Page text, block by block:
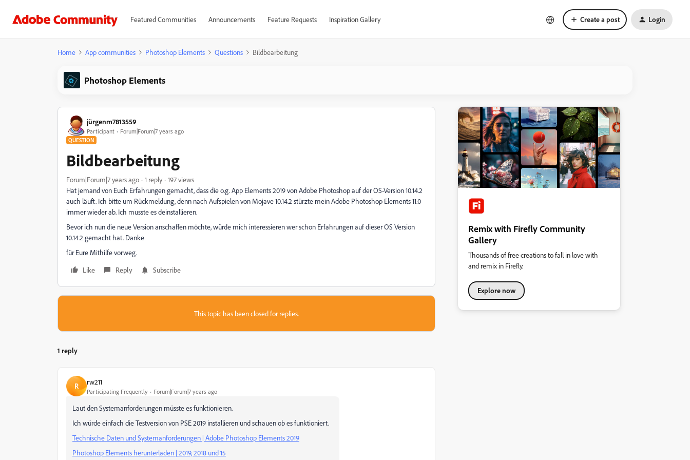
Featured Communities Announcements Feature Requests Inspiration Gallery Create a post Login
Home App communities Photoshop Elements Questions Bildbearbeitung
Photoshop Elements
jürgenm7813559
Participant Forum|Forum|7 years ago
QUESTION
Bildbearbeitung
Forum|Forum|7 years ago 1 reply
197 views
Hat jemand von Euch Erfahrungen gemacht, dass die o.g. App Elements 2019 von Adobe Photoshop auf der OS-Version 10.14.2
auch läuft. Ich bitte um Rückmeldung, denn nach Aufspielen von Mojave 10.14.2 stürzte mein Adobe Photoshop Elements 11.0
immer wieder ab. Ich musste es deinstallieren.
Bevor ich nun die neue Version anschaffen möchte, würde mich interessieren wer schon Erfahrungen auf dieser OS Version
10.14.2 gemacht hat. Danke
für Eure Mithilfe vorweg.
Like
Reply Subscribe
This topic has been closed for replies.
1 reply
R rw211
Participating Frequently Forum|Forum|7 years ago
Laut den Systemanforderungen müsste es funktionieren.
Ich würde einfach die Testversion von PSE 2019 installieren und schauen ob es funktioniert.
Technische Daten und Systemanforderungen | Adobe Photoshop Elements 2019
Photoshop Elements herunterladen | 2019, 2018 und 15
Remix with Firefly Community
Gallery
Thousands of free creations to fall in love with
and remix in Firefly.
Explore now